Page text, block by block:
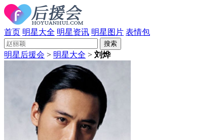
首页 明星大全 明星资讯 明星图片 表情包
明星后援会 > 明星大全 > 刘烨